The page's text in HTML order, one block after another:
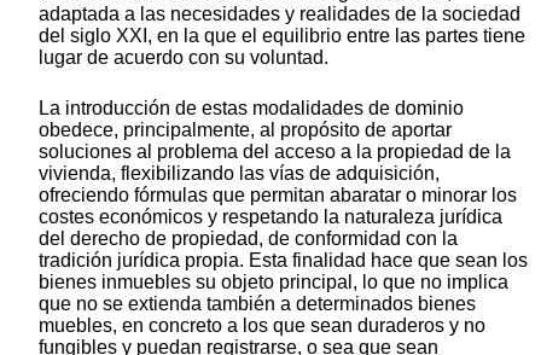
adaptada a las necesidades y realidades de la sociedad
del siglo XXI, en la que el equilibrio entre las partes tiene
lugar de acuerdo con su voluntad.
La introducción de estas modalidades de dominio
obedece, principalmente, al propósito de aportar
soluciones al problema del acceso a la propiedad de la
vivienda, flexibilizando las vías de adquisición,
ofreciendo fórmulas que permitan abaratar o minorar los
costes económicos y respetando la naturaleza jurídica
del derecho de propiedad, de conformidad con la
tradición jurídica propia. Esta finalidad hace que sean los
bienes inmuebles su objeto principal, lo que no implica
que no se extienda también a determinados bienes
muebles, en concreto a los que sean duraderos y no
fungibles y puedan registrarse, o sea que sean